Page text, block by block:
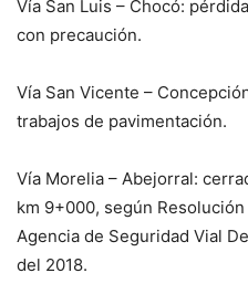
Vía San Luis – Chocó:
con precaución.
Vía San Vicente –
trabajos de pavimentación.
Vía Morelia – Abejorral:
km 9+000, según
Agencia de Seguridad Vial
del 2018.